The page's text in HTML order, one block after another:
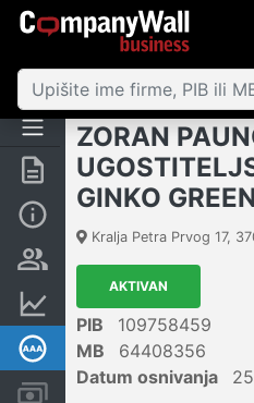
Rezime
Osnovni podaci
Finansijski podaci
Dubinska bonitetna ocena
Kreditni limit kompanije
ZORAN
GINKO
Kralja Petra Prvog 17,
AKTIVAN
PIB
109758459
MB
64408356
Datum osnivanja